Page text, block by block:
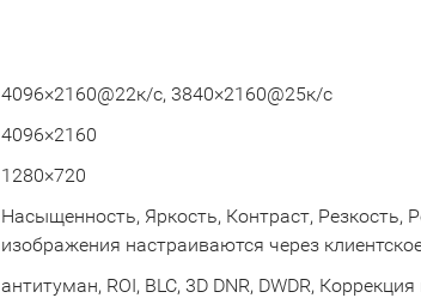
4096×2160@22к/с, 3840×2160@25к/с
4096×2160
1280×720
Насыщенность, Яркость, Контраст, Резкость,
изображения настраиваются через
антитуман, ROI, BLC, 3D DNR, DWDR,